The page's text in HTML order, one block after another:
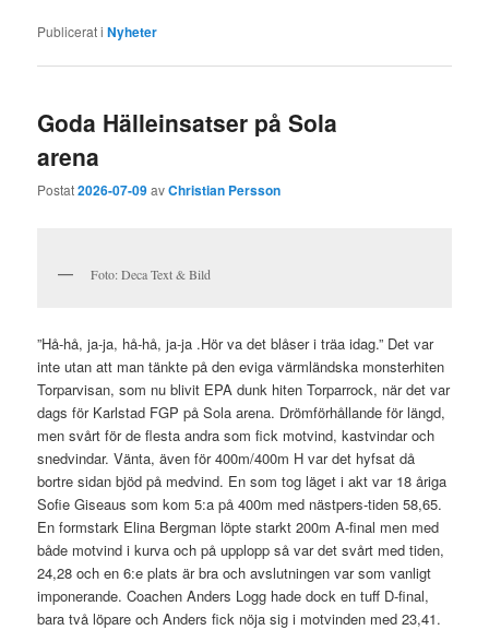
Publicerat i Nyheter
Goda Hälleinsatser på Sola
arena
Postat2026-07-09avChristian Persson
Foto: Deca Text & Bild
”Hå-hå, ja-ja, hå-hå, ja-ja .Hör va det blåser i träa idag.” Det var
inte utan att man tänkte på den eviga värmländska monsterhiten
Torparvisan, som nu blivit EPA dunk hiten Torparrock, när det var
dags för Karlstad FGP på Sola arena. Drömförhållande för längd,
men svårt för de flesta andra som fick motvind, kastvindar och
snedvindar. Vänta, även för 400m/400m H var det hyfsat då
bortre sidan bjöd på medvind. En som tog läget i akt var 18 åriga
Sofie Giseaus som kom 5:a på 400m med nästpers-tiden 58,65.
En formstark Elina Bergman löpte starkt 200m A-final men med
både motvind i kurva och på upplopp så var det svårt med tiden,
24,28 och en 6:e plats är bra och avslutningen var som vanligt
imponerande. Coachen Anders Logg hade dock en tuff D-final,
bara två löpare och Anders fick nöja sig i motvinden med 23,41.